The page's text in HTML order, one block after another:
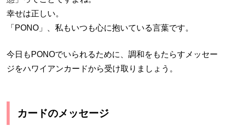
幸せは正しい。
「PONO」、私もいつも心に抱いている言葉です。
今日もPONOでいられるために、調和をもたらすメッセー
ジをハワイアンカードから受け取りましょう。
カードのメッセージ